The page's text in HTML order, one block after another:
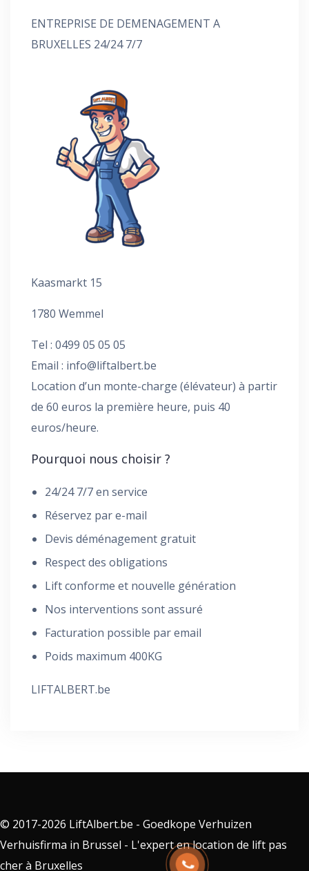
ENTREPRISE DE DEMENAGEMENT A
BRUXELLES 24/24 7/7
Kaasmarkt 15
1780 Wemmel
Tel : 0499 05 05 05
Email : info@liftalbert.be
Location d’un monte-charge (élévateur) à partir
de 60 euros la première heure, puis 40
euros/heure.
Pourquoi nous choisir ?
24/24 7/7 en service
Réservez par e-mail
Devis déménagement gratuit
Respect des obligations
Lift conforme et nouvelle génération
Nos interventions sont assuré
Facturation possible par email
Poids maximum 400KG
LIFTALBERT.be
© 2017-2026 LiftAlbert.be - Goedkope Verhuizen
Verhuisfirma in Brussel - L'expert en location de lift pas
cher à Bruxelles